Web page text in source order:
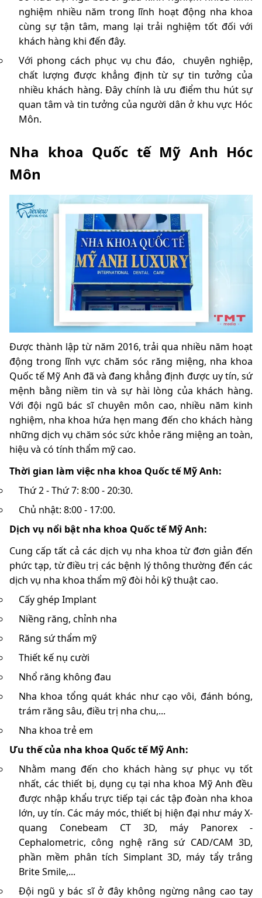
nghiệm nhiều năm trong lĩnh hoạt động nha khoa
cùng sự tận tâm, mang lại trải nghiệm tốt đối với
khách hàng khi đến đây.
Với phong cách phục vụ chu đáo, chuyên nghiệp,
chất lượng được khẳng định từ sự tin tưởng của
nhiều khách hàng. Đây chính là ưu điểm thu hút sự
quan tâm và tin tưởng của người dân ở khu vực Hóc
Môn.
Nha khoa Quốc tế Mỹ Anh Hóc
Môn
Được thành lập từ năm 2016, trải qua nhiều năm hoạt
động trong lĩnh vực chăm sóc răng miệng, nha khoa
Quốc tế Mỹ Anh đã và đang khẳng định được uy tín, sứ
mệnh bằng niềm tin và sự hài lòng của khách hàng.
Với đội ngũ bác sĩ chuyên môn cao, nhiều năm kinh
nghiệm, nha khoa hứa hẹn mang đến cho khách hàng
những dịch vụ chăm sóc sức khỏe răng miệng an toàn,
hiệu và có tính thẩm mỹ cao.
Thời gian làm việc nha khoa Quốc tế Mỹ Anh:
Thứ 2 - Thứ 7: 8:00 - 20:30.
Chủ nhật: 8:00 - 17:00.
Dịch vụ nổi bật nha khoa Quốc tế Mỹ Anh:
Cung cấp tất cả các dịch vụ nha khoa từ đơn giản đến
phức tạp, từ điều trị các bệnh lý thông thường đến các
dịch vụ nha khoa thẩm mỹ đòi hỏi kỹ thuật cao.
Cấy ghép Implant
Niềng răng, chỉnh nha
Răng sứ thẩm mỹ
Thiết kế nụ cười
Nhổ răng không đau
Nha khoa tổng quát khác như cạo vôi, đánh bóng,
trám răng sâu, điều trị nha chu,...
Nha khoa trẻ em
Ưu thế của nha khoa Quốc tế Mỹ Anh:
Nhằm mang đến cho khách hàng sự phục vụ tốt
nhất, các thiết bị, dụng cụ tại nha khoa Mỹ Anh đều
được nhập khẩu trực tiếp tại các tập đoàn nha khoa
lớn, uy tín. Các máy móc, thiết bị hiện đại như máy X-
quang Conebeam CT 3D, máy Panorex -
Cephalometric, công nghệ răng sứ CAD/CAM 3D,
phần mềm phân tích Simplant 3D, máy tẩy trắng
Brite Smile,...
Đội ngũ y bác sĩ ở đây không ngừng nâng cao tay